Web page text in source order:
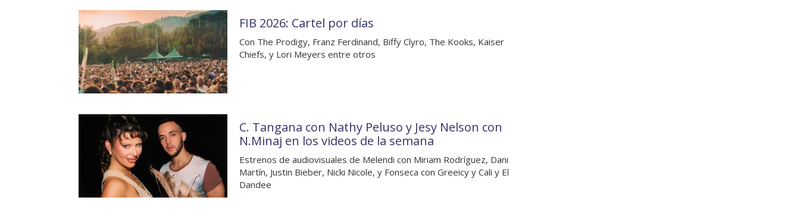
FIB 2026: Cartel por días
Con The Prodigy, Franz Ferdinand, Biffy Clyro, The Kooks, Kaiser
Chiefs, y Lori Meyers entre otros
C. Tangana con Nathy Peluso y Jesy Nelson con
N.Minaj en los videos de la semana
Estrenos de audiovisuales de Melendi con Miriam Rodríguez, Dani
Martín, Justin Bieber, Nicki Nicole, y Fonseca con Greeicy y Cali y El
Dandee